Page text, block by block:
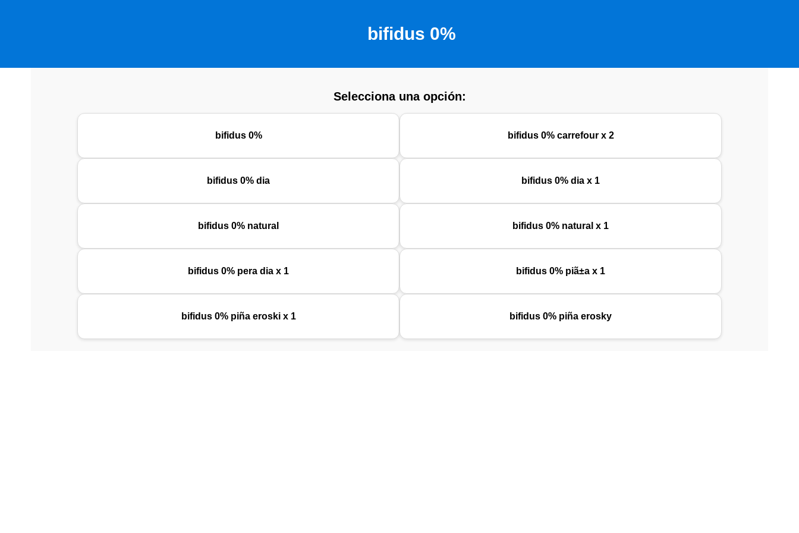
bifidus 0%
Selecciona una opción:
bifidus 0% bifidus 0% carrefour x 2
bifidus 0% dia bifidus 0% dia x 1
bifidus 0% natural bifidus 0% natural x 1
bifidus 0% pera dia x 1 bifidus 0% piã±a x 1
bifidus 0% piña eroski x 1 bifidus 0% piña erosky